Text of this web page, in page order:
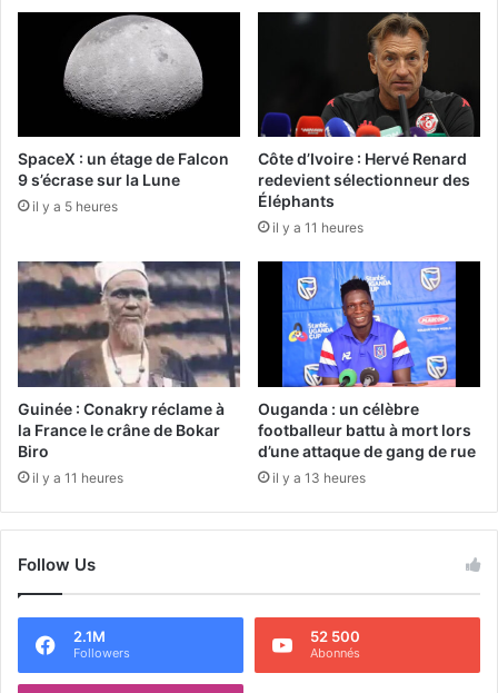
SpaceX : un étage de Falcon
9 s’écrase sur la Lune
il y a 5 heures
Côte d’Ivoire : Hervé Renard
redevient sélectionneur des
Éléphants
il y a 11 heures
Guinée : Conakry réclame à
la France le crâne de Bokar
Biro
il y a 11 heures
Ouganda : un célèbre
footballeur battu à mort lors
d’une attaque de gang de rue
il y a 13 heures
Follow Us
2.1M
Followers
52 500
Abonnés